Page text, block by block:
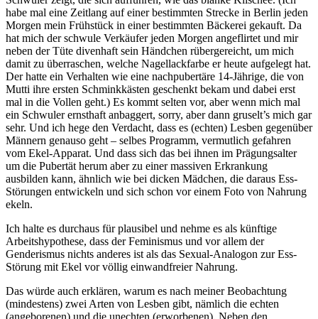
habe mal eine Zeitlang auf einer bestimmten Strecke in Berlin jeden
Morgen mein Frühstück in einer bestimmten Bäckerei gekauft. Da
hat mich der schwule Verkäufer jeden Morgen angeflirtet und mir
neben der Tüte divenhaft sein Händchen rübergereicht, um mich
damit zu überraschen, welche Nagellackfarbe er heute aufgelegt hat.
Der hatte ein Verhalten wie eine nachpubertäre 14-Jährige, die von
Mutti ihre ersten Schminkkästen geschenkt bekam und dabei erst
mal in die Vollen geht.) Es kommt selten vor, aber wenn mich mal
ein Schwuler ernsthaft anbaggert, sorry, aber dann gruselt’s mich gar
sehr. Und ich hege den Verdacht, dass es (echten) Lesben gegenüber
Männern genauso geht – selbes Programm, vermutlich gefahren
vom Ekel-Apparat. Und dass sich das bei ihnen im Prägungsalter
um die Pubertät herum aber zu einer massiven Erkrankung
ausbilden kann, ähnlich wie bei dicken Mädchen, die daraus Ess-
Störungen entwickeln und sich schon vor einem Foto von Nahrung
ekeln.
Ich halte es durchaus für plausibel und nehme es als künftige
Arbeitshypothese, dass der Feminismus und vor allem der
Genderismus nichts anderes ist als das Sexual-Analogon zur Ess-
Störung mit Ekel vor völlig einwandfreier Nahrung.
Das würde auch erklären, warum es nach meiner Beobachtung
(mindestens) zwei Arten von Lesben gibt, nämlich die echten